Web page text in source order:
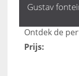
Gustav
Prijs: